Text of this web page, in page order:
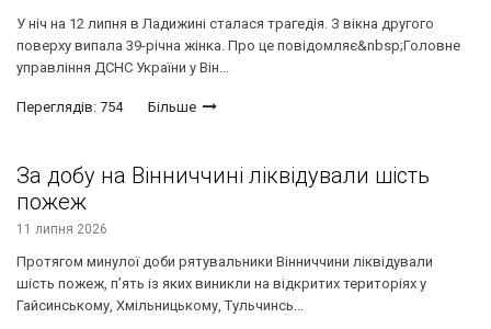
У ніч на 12 липня в Ладижині сталася трагедія. З вікна другого
поверху випала 39-річна жінка. Про це повідомляє&nbsp;Головне
управління ДСНС України у Він...
Переглядів: 754 Більше
За добу на Вінниччині ліквідували шість
пожеж
11 липня 2026
Протягом минулої доби рятувальники Вінниччини ліквідували
шість пожеж, п’ять із яких виникли на відкритих територіях у
Гайсинському, Хмільницькому, Тульчинсь...